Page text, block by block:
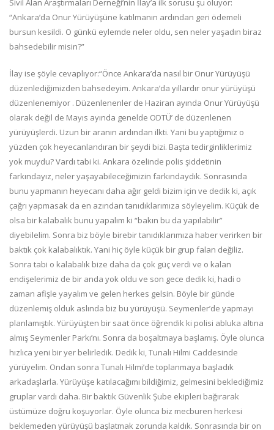
“Ankara’da Onur Yürüyüşüne katılmanın ardından geri ödemeli
bursun kesildi. O günkü eylemde neler oldu, sen neler yaşadın biraz
bahsedebilir misin?”
İlay ise şöyle cevaplıyor:“Önce Ankara’da nasıl bir Onur Yürüyüşü
düzenlediğimizden bahsedeyim. Ankara’da yıllardır onur yürüyüşü
düzenlenemiyor . Düzenlenenler de Haziran ayında Onur Yürüyüşü
olarak değil de Mayıs ayında genelde ODTÜ’ de düzenlenen
yürüyüşlerdi. Uzun bir aranın ardından ilkti. Yani bu yaptığımız o
yüzden çok heyecanlandıran bir şeydi bizi. Başta tedirginliklerimiz
yok muydu? Vardı tabi ki. Ankara özelinde polis şiddetinin
farkındayız, neler yaşayabileceğimizin farkındaydık. Sonrasında
bunu yapmanın heyecanı daha ağır geldi bizim için ve dedik ki, açık
çağrı yapmasak da en azından tanıdıklarımıza söyleyelim. Küçük de
olsa bir kalabalık bunu yapalım ki “bakın bu da yapılabilir”
diyebilelim. Sonra biz böyle birebir tanıdıklarımıza haber verirken bir
baktık çok kalabalıktık. Yani hiç öyle küçük bir grup falan değiliz.
Sonra tabi o kalabalık bize daha da çok güç verdi ve o kalan
endişelerimiz de bir anda yok oldu ve son gece dedik ki, hadi o
zaman afişle yayalım ve gelen herkes gelsin. Böyle bir günde
düzenlemiş olduk aslında biz bu yürüyüşü. Seymenler’de yapmayı
planlamıştık. Yürüyüşten bir saat önce öğrendik ki polisi abluka altına
almış Seymenler Parkı’nı. Sonra da boşaltmaya başlamış. Öyle olunca
hızlıca yeni bir yer belirledik. Dedik ki, Tunalı Hilmi Caddesinde
yürüyelim. Ondan sonra Tunalı Hilmi’de toplanmaya başladık
arkadaşlarla. Yürüyüşe katılacağımı bildiğimiz, gelmesini beklediğimiz
gruplar vardı daha. Bir baktık Güvenlik Şube ekipleri bağırarak
üstümüze doğru koşuyorlar. Öyle olunca biz mecburen herkesi
beklemeden yürüyüşü başlatmak zorunda kaldık. Sonrasında bir on